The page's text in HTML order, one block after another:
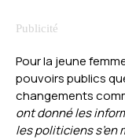
Pour la jeune
pouvoirs publics
changements
ont donné les
les politiciens s’en